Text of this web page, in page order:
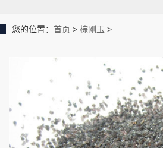
您的位置： 首页 > 棕刚玉 >